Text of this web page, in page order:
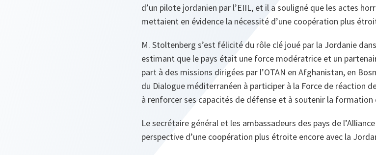
d’un pilote jordanien par l’EIIL, et il a souligné que les actes
mettaient en évidence la nécessité d’une coopération plus
M. Stoltenberg s’est félicité du rôle clé joué par la Jordanie
estimant que le pays était une force modératrice et un
part à des missions dirigées par l’OTAN en Afghanistan, en
du Dialogue méditerranéen à participer à la Force de réaction
à renforcer ses capacités de défense et à soutenir la formation
Le secrétaire général et les ambassadeurs des pays de
perspective d’une coopération plus étroite encore avec la